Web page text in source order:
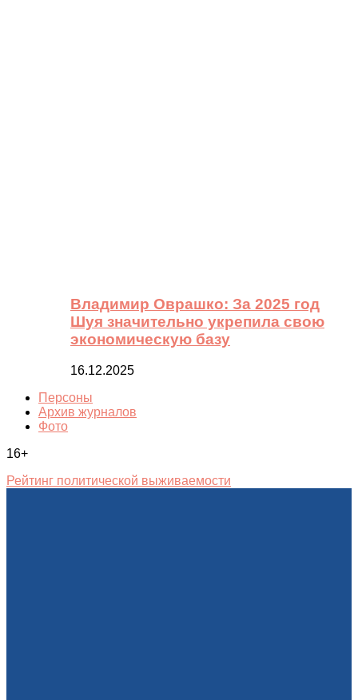
Владимир Оврашко: За 2025 год
Шуя значительно укрепила свою
экономическую базу
16.12.2025
Персоны
Архив журналов
Фото
16+
Рейтинг политической выживаемости